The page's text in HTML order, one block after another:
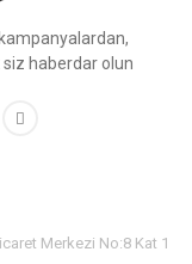
haberdar olun
Merkezi No:8 Kat 1